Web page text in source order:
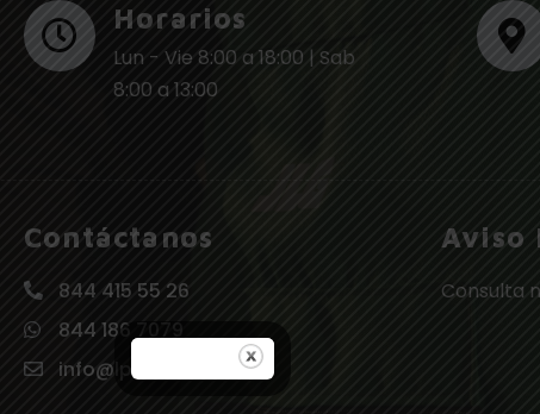
Horarios
Lun - Vie 8:00 a 18:00 | Sab
8:00 a 13:00
Contáctanos
844 415 55 26
844 186 7079
info@lps.mx
Aviso
Consulta